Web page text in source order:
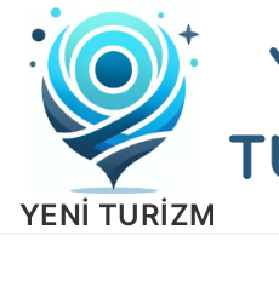
İçeriğe
atla
YENI TURIZM